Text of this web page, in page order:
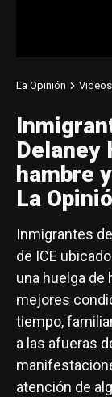
La Opinión Videos
Delaney
hambre
La
Inmigrantes
de ICE
una huelga de
mejores
tiempo,
a las afueras
atención de